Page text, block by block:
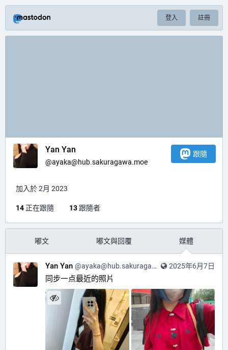
登入 註冊
Yan Yan
@ayaka@hub.sakuragawa.moe
跟隨
加入於 2月 2023
14 正在跟隨 13 跟隨者
嘟文 嘟文與回覆 媒體
2025年6月7日
Yan Yan @ayaka@hub.sakuragawa.moe
同步一点最近的照片